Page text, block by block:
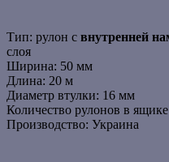
Тип: рулон с внутренней
слоя
Ширина: 50 мм
Длина: 20 м
Диаметр втулки: 16 мм
Количество рулонов в
Производство: Украина